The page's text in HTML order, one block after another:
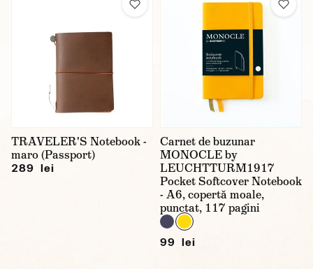
TRAVELER'S Notebook -
maro (Passport)
289 lei
Carnet de buzunar
MONOCLE by
LEUCHTTURM1917
Pocket Softcover Notebook
- A6, copertă moale,
punctat, 117 pagini
99 lei